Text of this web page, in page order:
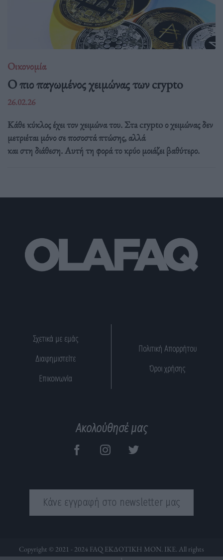
Οικονομία
Ο πιο παγωμένος χειμώνας των crypto
26.02.26
Κάθε κύκλος έχει τον χειμώνα του. Στa crypto ο χειμώνας δεν
μετριέται μόνο σε ποσοστά πτώσης, αλλά
και στη διάθεση. Αυτή τη φορά το κρύο μοιάζει βαθύτερο.
Σχετικά με εμάς
Διαφημιστείτε
Επικοινωνία
Πολιτική Απορρήτου
Όροι χρήσης
Ακολούθησέ μας
Κάνε εγγραφή στο newsletter μας
Copyright © 2021 - 2024 FAQ ΕΚΔΟΤΙΚΗ ΜΟΝ. ΙΚΕ. All rights